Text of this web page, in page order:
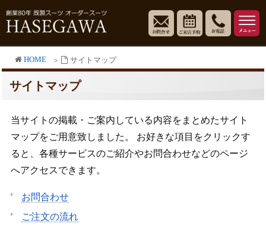
HOME サイトマップ
サイトマップ
当サイトの掲載・ご案内している内容をまとめたサイト
マップをご用意致しました。 お好きな項目をクリックす
ると、各種サービスのご紹介やお問合わせなどのページ
へアクセスできます。
お問合わせ
ご注文の流れ